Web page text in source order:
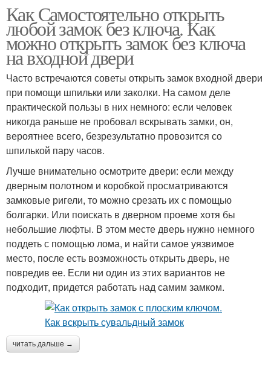
Как Самостоятельно открыть
любой замок без ключа. Как
можно открыть замок без ключа
на входной двери
Часто встречаются советы открыть замок входной двери
при помощи шпильки или заколки. На самом деле
практической пользы в них немного: если человек
никогда раньше не пробовал вскрывать замки, он,
вероятнее всего, безрезультатно провозится со
шпилькой пару часов.
Лучше внимательно осмотрите двери: если между
дверным полотном и коробкой просматриваются
замковые ригели, то можно срезать их с помощью
болгарки. Или поискать в дверном проеме хотя бы
небольшие люфты. В этом месте дверь нужно немного
поддеть с помощью лома, и найти самое уязвимое
место, после есть возможность открыть дверь, не
повредив ее. Если ни один из этих вариантов не
подходит, придется работать над самим замком.
читать дальше →